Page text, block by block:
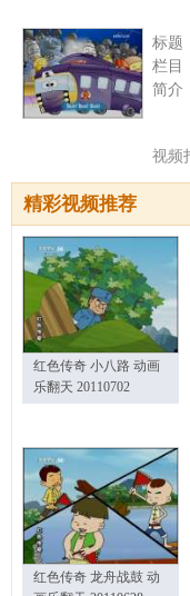
标题
栏目
简介
视频
精彩视频推荐
红色传奇 小八路 动画
乐翻天 20110702
红色传奇 龙舟战鼓 动